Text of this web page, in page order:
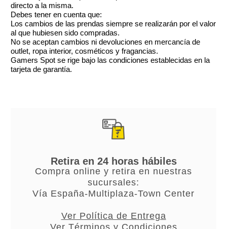
directo a la misma.
Debes tener en cuenta que:
Los cambios de las prendas siempre se realizarán por el valor
al que hubiesen sido compradas.
No se aceptan cambios ni devoluciones en mercancía de
outlet, ropa interior, cosméticos y fragancias.
Gamers Spot se rige bajo las condiciones establecidas en la
tarjeta de garantía.
Retira en 24 horas hábiles
Compra online y retira en nuestras
sucursales:
Vía España-Multiplaza-Town Center
Ver Política de Entrega
Ver Términos y Condiciones